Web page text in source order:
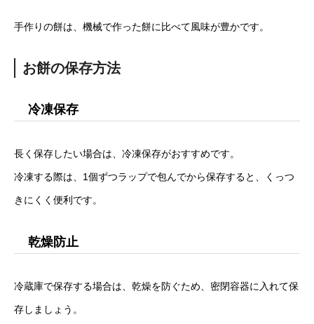
手作りの餅は、機械で作った餅に比べて風味が豊かです。
お餅の保存方法
冷凍保存
長く保存したい場合は、冷凍保存がおすすめです。
冷凍する際は、1個ずつラップで包んでから保存すると、くっつ
きにくく便利です。
乾燥防止
冷蔵庫で保存する場合は、乾燥を防ぐため、密閉容器に入れて保
存しましょう。